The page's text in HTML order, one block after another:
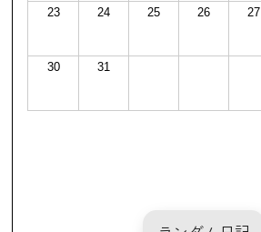
23 24 25 26 27
30 31